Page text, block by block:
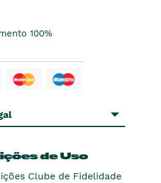
100%
de Uso
Clube de Fidelidade